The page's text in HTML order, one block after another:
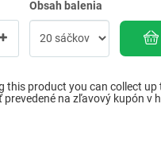
Obsah balenia
this product you can collect up
prevedené na zľavový kupón v